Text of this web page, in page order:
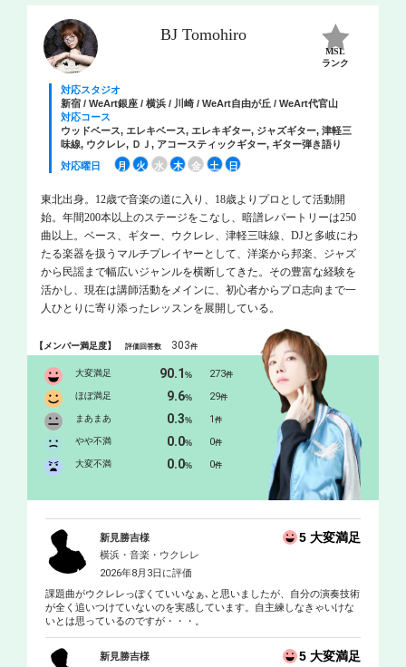
BJ Tomohiro
MSL
ランク
対応スタジオ
新宿 / WeArt銀座 / 横浜 / 川崎 / WeArt自由が丘 / WeArt代官山
対応コース
ウッドベース, エレキベース, エレキギター, ジャズギター, 津軽三
味線, ウクレレ, ＤＪ, アコースティックギター, ギター弾き語り
対応曜日
月 火 水 木 金 土 日
東北出身。12歳で音楽の道に入り、18歳よりプロとして活動開
始。年間200本以上のステージをこなし、暗譜レパートリーは250
曲以上。ベース、ギター、ウクレレ、津軽三味線、DJと多岐にわ
たる楽器を扱うマルチプレイヤーとして、洋楽から邦楽、ジャズ
から民謡まで幅広いジャンルを横断してきた。その豊富な経験を
活かし、現在は講師活動をメインに、初心者からプロ志向まで一
人ひとりに寄り添ったレッスンを展開している。
【メンバー満足度】評価回答数 303件
大変満足 90.1% 273件
ほぼ満足 9.6% 29件
まあまあ 0.3% 1件
やや不満 0.0% 0件
大変不満 0.0% 0件
新見勝吉様 5 大変満足
横浜・音楽・ウクレレ
2026年8月3日に評価
課題曲がウクレレっぽくていいなぁ､と思いましたが、自分の演奏技術
が全く追いつけていないのを実感しています。自主練しなきゃいけな
いとは思っているのですが・・・。
新見勝吉様 5 大変満足